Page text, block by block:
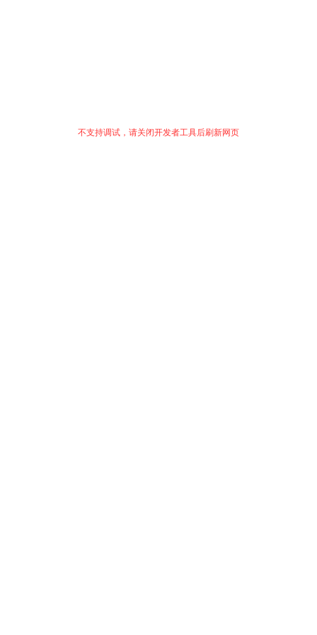
不支持调试，请关闭开发者工具后刷新网页